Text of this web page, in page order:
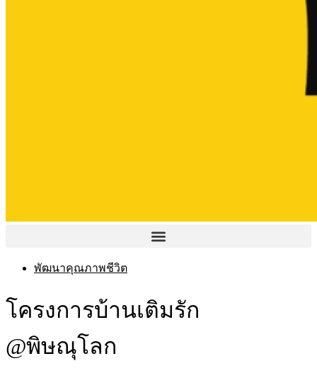
พัฒนาคุณภาพชีวิต
โครงการบ้านเติมรัก
@พิษณุโลก